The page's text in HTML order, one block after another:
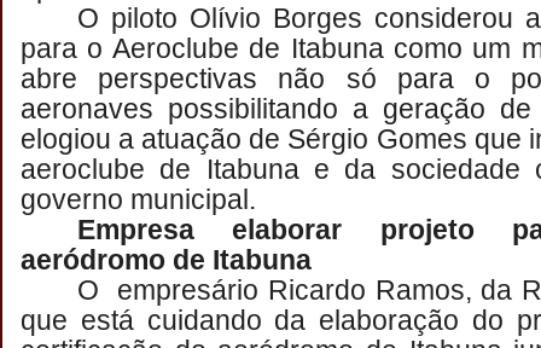
O piloto Olívio Borges considerou
para o Aeroclube de Itabuna como um
abre perspectivas não só para o
aeronaves possibilitando a geração
elogiou a atuação de Sérgio Gomes que
aeroclube de Itabuna e da sociedade
governo municipal.
Empresa elaborar projeto
aeródromo de Itabuna
O empresário Ricardo Ramos, da
que está cuidando da elaboração do